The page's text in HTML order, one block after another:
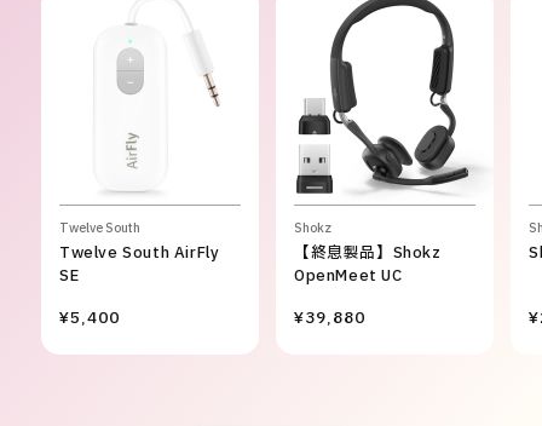
Twelve South
Twelve South AirFly
SE
¥5,400
Shokz
【終息製品】Shokz
OpenMeet UC
¥39,880